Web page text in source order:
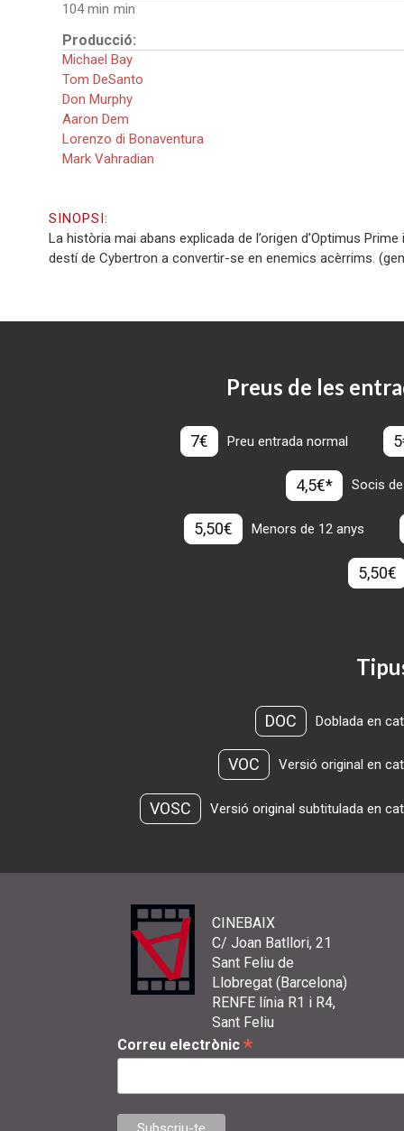
104 min
Producció:
Michael Bay
Tom DeSanto
Don Murphy
Aaron Dem
Lorenzo di Bonaventura
Mark Vahradian
SINOPSI:
La història mai abans explicada de l’origen d’Optimus
destí de Cybertron a convertir-se en enemics acèrrims.
Preus de les
7€ Preu entrada normal
4,5€* Socis
5,50€ Menors de 12 anys
5,50€
DOC Doblada en
VOC Versió original en
VOSC Versió original subtitulada en
CINEBAIX
C/ Joan Batllori, 21
Sant Feliu de
Llobregat (Barcelona)
RENFE línia R1 i R4,
Sant Feliu
Correu electrònic *